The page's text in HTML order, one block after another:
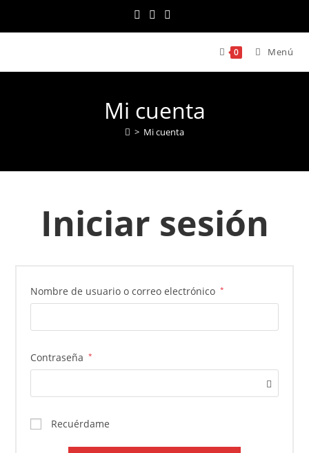
0 Menú
Mi cuenta
> Mi cuenta
Iniciar sesión
Nombre de usuario o correo electrónico *
Contraseña *
Recuérdame